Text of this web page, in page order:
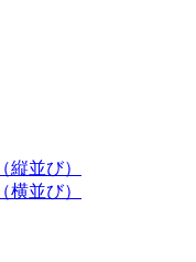
縦並び）
横並び）